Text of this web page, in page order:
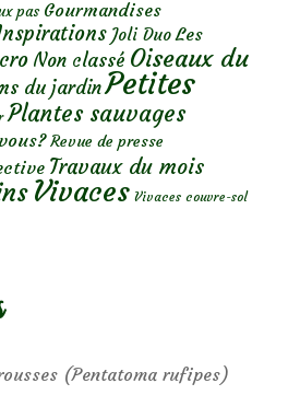
pas Gourmandises
Joli Duo Les
Non classé Oiseaux du
du jardinPetites
Plantes sauvages
Revue de presse
Travaux du mois
Vivaces Vivaces couvre-sol
(Pentatoma rufipes)